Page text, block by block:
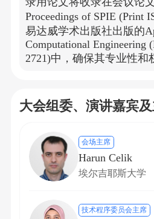
Proceedings of SPIE (Print
易达威学术出版社出版的
Computational Engineering
2721)中，确保其专业性和
大会组委、演讲嘉宾
会场主席
Harun Celik
埃尔吉耶斯大学
技术程序委员会主席